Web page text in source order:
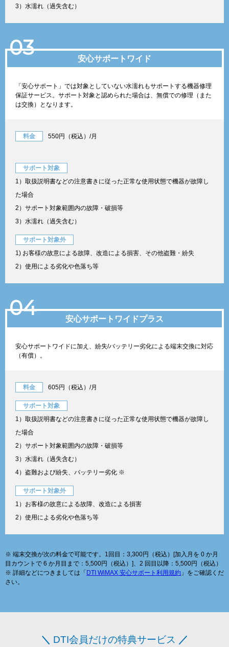
3）水濡れ（過失含む）
03 安心サポートワイド
「安心サポート」では対象としていない水濡れもサポートする機器修理
保証サービス。サポート対象と認められた場合は、無償での修理（また
は交換）となります。
料金 550円（税込）/月
サポート対象
1）取扱説明書などの注意書きに従った正常な使用状態で機器が故障し
た場合
2）サポート対象範囲内の故障・破損等
3）水濡れ（過失含む）
サポート対象外
1) お客様の故意による故障、改造による損害、その他盗難・紛失
2）使用による劣化や色落ち等
04 安心サポートワイドプラス
安心サポートワイドに加え、紛失/バッテリー劣化による端末交換に対応
（有償）。
料金 605円（税込）/月
サポート対象
1）取扱説明書などの注意書きに従った正常な使用状態で機器が故障し
た場合
2）サポート対象範囲内の故障・破損等
3）水濡れ（過失含む）
4）盗難および紛失、バッテリー劣化 ※
サポート対象外
1）お客様の故意による故障、改造による損害
2）使用による劣化や色落ち等
※ 端末交換が次の料金で可能です。1回目：3,300円（税込）[加入月を 0 か月
目カウントで 6 か月目まで：5,500円（税込）]、2 回目以降：5,500円（税込）
※ 詳細などにつきましては「 DTI WiMAX 安心サポート利用規約 」をご確認くだ
さい。
＼ DTI会員だけの特典サービス ／